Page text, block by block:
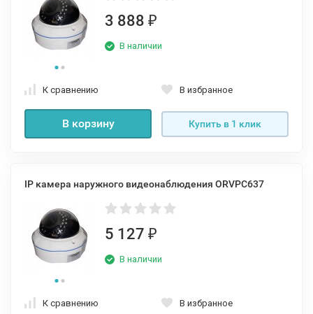
3 888 ₽
В наличии
К сравнению В избранное
В корзину Купить в 1 клик
IP камера наружного видеонаблюдения ORVPC637
5 127 ₽
В наличии
К сравнению В избранное